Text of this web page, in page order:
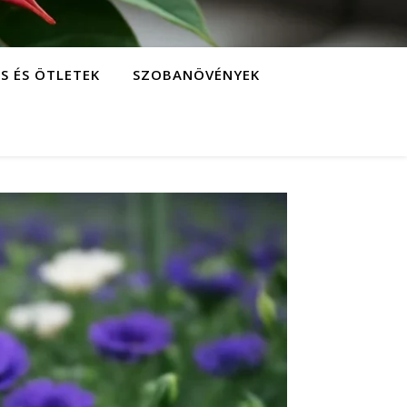
ÉS ÖTLETEK SZOBANÖVÉNYEK